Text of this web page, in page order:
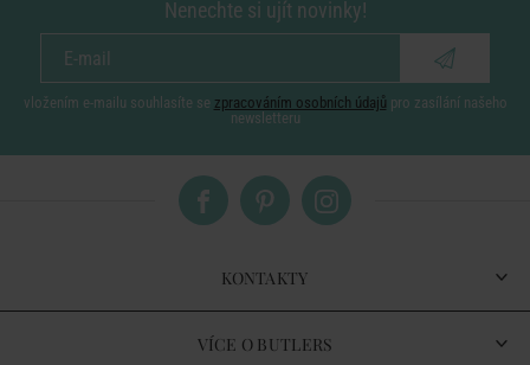
Nenechte si ujít novinky!
vložením e-mailu souhlasíte se zpracováním osobních údajů pro zasílání našeho
newsletteru
KONTAKTY
VÍCE O BUTLERS